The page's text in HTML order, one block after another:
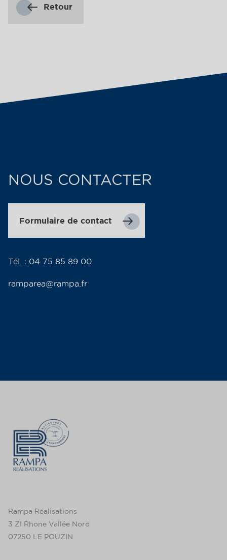
Retour
NOUS CONTACTER
Formulaire de contact
Tél. : 04 75 85 89 00
ramparea@rampa.fr
Rampa Réalisations
3 ZI Rhone Vallée Nord
07250 LE POUZIN